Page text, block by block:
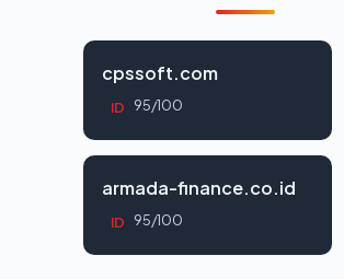
cpssoft.com
ID 95/100
armada-finance.co.id
ID 95/100